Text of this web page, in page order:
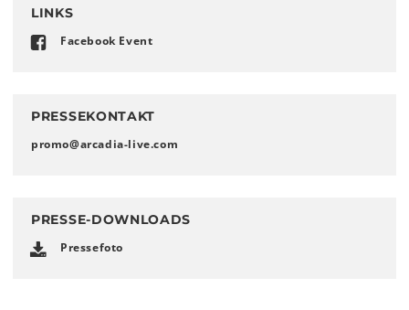
LINKS
Facebook Event
PRESSEKONTAKT
promo@arcadia-live.com
PRESSE-DOWNLOADS
Pressefoto